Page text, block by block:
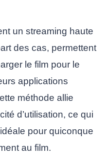
un streaming haute
des cas, permettent
le film pour le
applications
méthode allie
d’utilisation, ce qui
pour quiconque
au film.